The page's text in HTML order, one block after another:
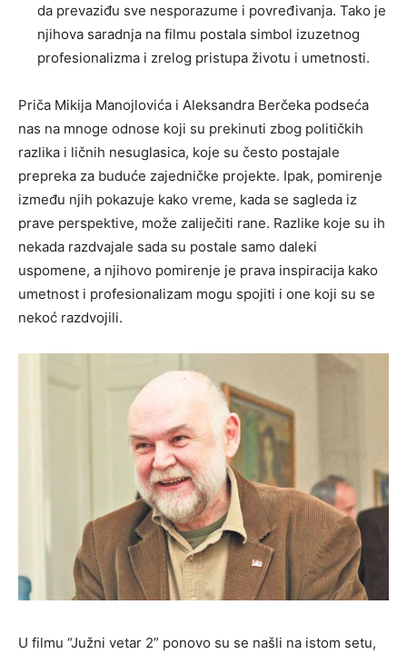
da prevaziđu sve nesporazume i povređivanja. Tako je
njihova saradnja na filmu postala simbol izuzetnog
profesionalizma i zrelog pristupa životu i umetnosti.
Priča Mikija Manojlovića i Aleksandra Berčeka podseća
nas na mnoge odnose koji su prekinuti zbog političkih
razlika i ličnih nesuglasica, koje su često postajale
prepreka za buduće zajedničke projekte. Ipak, pomirenje
između njih pokazuje kako vreme, kada se sagleda iz
prave perspektive, može zaliječiti rane. Razlike koje su ih
nekada razdvajale sada su postale samo daleki
uspomene, a njihovo pomirenje je prava inspiracija kako
umetnost i profesionalizam mogu spojiti i one koji su se
nekoć razdvojili.
U filmu “Južni vetar 2” ponovo su se našli na istom setu,